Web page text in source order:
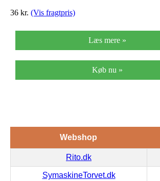
36 kr. (Vis fragtpris)
Læs mere »
Køb nu »
Webshop
Rito.dk
SymaskineTorvet.dk